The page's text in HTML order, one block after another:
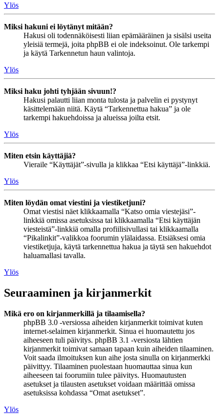
Ylös
Miksi hakuni ei löytänyt mitään?
Hakusi oli todennäköisesti liian epämääräinen ja sisälsi useita
yleisiä termejä, joita phpBB ei ole indeksoinut. Ole tarkempi
ja käytä Tarkennetun haun valintoja.
Ylös
Miksi haku johti tyhjään sivuun!?
Hakusi palautti liian monta tulosta ja palvelin ei pystynyt
käsittelemään niitä. Käytä “Tarkennettua hakua” ja ole
tarkempi hakuehdoissa ja alueissa joilta etsit.
Ylös
Miten etsin käyttäjiä?
Vieraile “Käyttäjät”-sivulla ja klikkaa “Etsi käyttäjä”-linkkiä.
Ylös
Miten löydän omat viestini ja viestiketjuni?
Omat viestisi näet klikkaamalla “Katso omia viestejäsi”-
linkkiä omissa asetuksissa tai klikkaamalla “Etsi käyttäjän
viesteistä”-linkkiä omalla profiilisivullasi tai klikkaamalla
“Pikalinkit”-valikkoa foorumin ylälaidassa. Etsiäksesi omia
viestiketjuja, käytä tarkennettua hakua ja täytä sen hakuehdot
haluamallasi tavalla.
Ylös
Seuraaminen ja kirjanmerkit
Mikä ero on kirjanmerkillä ja tilaamisella?
phpBB 3.0 -versiossa aiheiden kirjanmerkit toimivat kuten
internet-selaimen kirjanmerkit. Sinua ei huomautettu jos
aiheeseen tuli päivitys. phpBB 3.1 -versiosta lähtien
kirjanmerkit toimivat samaan tapaan kuin aiheiden tilaaminen.
Voit saada ilmoituksen kun aihe josta sinulla on kirjanmerkki
päivittyy. Tilaaminen puolestaan huomauttaa sinua kun
aiheeseen tai foorumiin tulee päivitys. Huomautusten
asetukset ja tilausten asetukset voidaan määrittää omissa
asetuksissa kohdassa “Omat asetukset”.
Ylös